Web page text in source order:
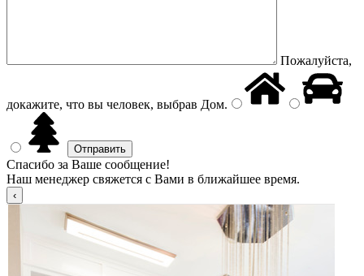
Пожалуйста,
докажите, что вы человек, выбрав Дом.
Спасибо за Ваше сообщение!
Наш менеджер свяжется с Вами в ближайшее время.